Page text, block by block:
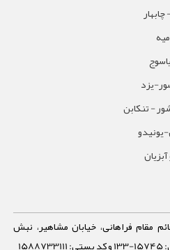
یزد
- تنکابن
یونیدو
مقام فراهانی، خیابان مشاهیر، نبش